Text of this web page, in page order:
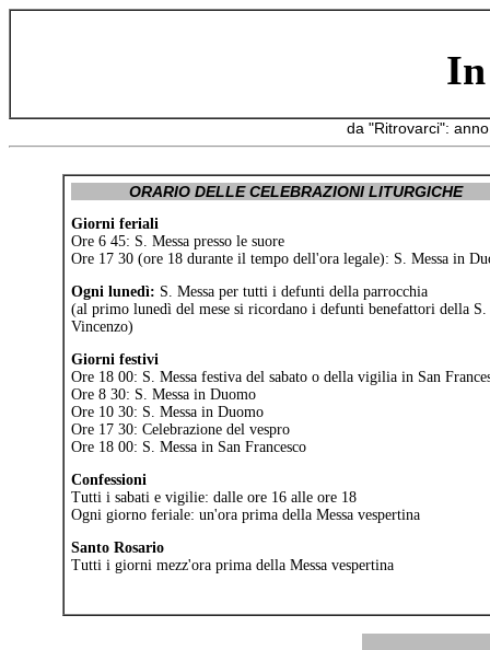
da "Ritrovarci":
ORARIO DELLE CELEBRAZIONI LITURGICHE
Giorni feriali
Ore 6 45: S. Messa presso le suore
Ore 17 30 (ore 18 durante il tempo dell'ora legale): S. Messa in
Ogni lunedì: S. Messa per tutti i defunti della parrocchia
(al primo lunedì del mese si ricordano i defunti benefattori della S.
Vincenzo)
Giorni festivi
Ore 18 00: S. Messa festiva del sabato o della vigilia in San
Ore 8 30: S. Messa in Duomo
Ore 10 30: S. Messa in Duomo
Ore 17 30: Celebrazione del vespro
Ore 18 00: S. Messa in San Francesco
Confessioni
Tutti i sabati e vigilie: dalle ore 16 alle ore 18
Ogni giorno feriale: un'ora prima della Messa vespertina
Santo Rosario
Tutti i giorni mezz'ora prima della Messa vespertina